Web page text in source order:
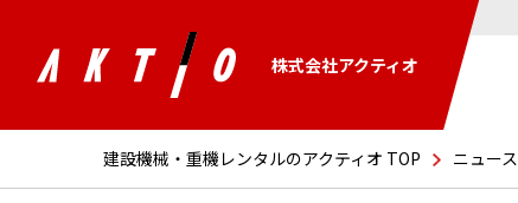
株式会社アクティオ
建設機械・重機レンタルのアクティオ TOP ニュース